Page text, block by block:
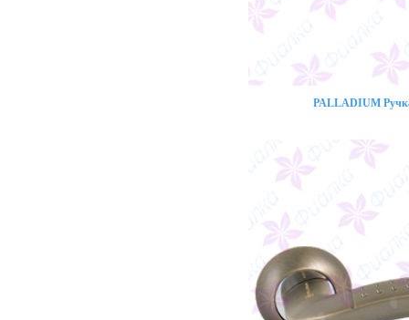
PALLADIUM